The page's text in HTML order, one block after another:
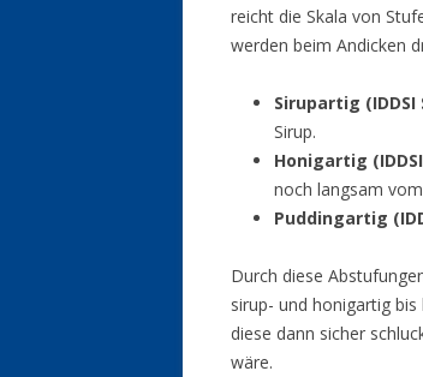
reicht die Skala von
werden beim Andicken
Sirupartig (IDDSI
Sirup.
Honigartig
noch langsam
Puddingartig
Durch diese
sirup- und honigartig
diese dann sicher
wäre.